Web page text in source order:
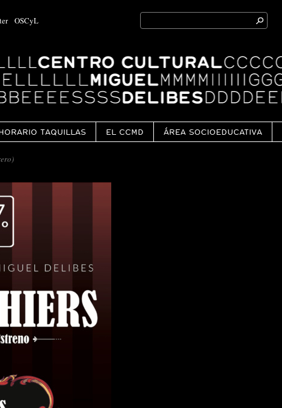
OSCyL
Search
for:
TAQUILLAS EL CCMD ÁREA SOCIOEDUCATIVA